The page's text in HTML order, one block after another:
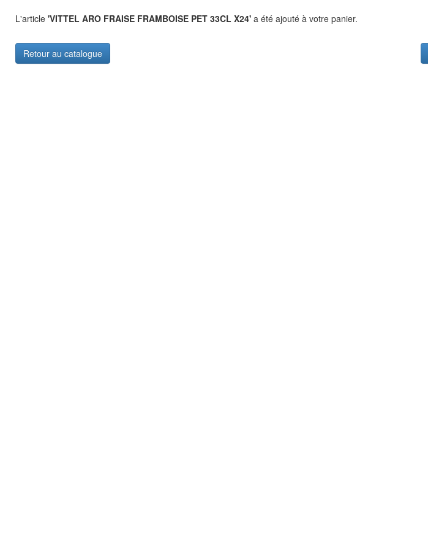
L'article 'VITTEL ARO FRAISE FRAMBOISE PET 33CL X24' a été ajouté à votre panier.
Retour au catalogue